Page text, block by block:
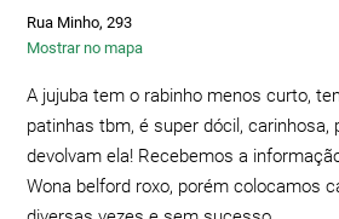
Rua Minho, 293
Mostrar no mapa
A jujuba tem o rabinho menos curto,
patinhas tbm, é super dócil, carinhosa,
devolvam ela! Recebemos a
Wona belford roxo, porém colocamos